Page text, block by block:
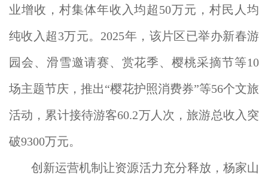
业增收，村集体年收入均超50万元，村民人均
纯收入超3万元。2025年，该片区已举办新春游
园会、滑雪邀请赛、赏花季、樱桃采摘节等10
场主题节庆，推出“樱花护照消费券”等56个文旅
活动，累计接待游客60.2万人次，旅游总收入突
破9300万元。
创新运营机制让资源活力充分释放，杨家山